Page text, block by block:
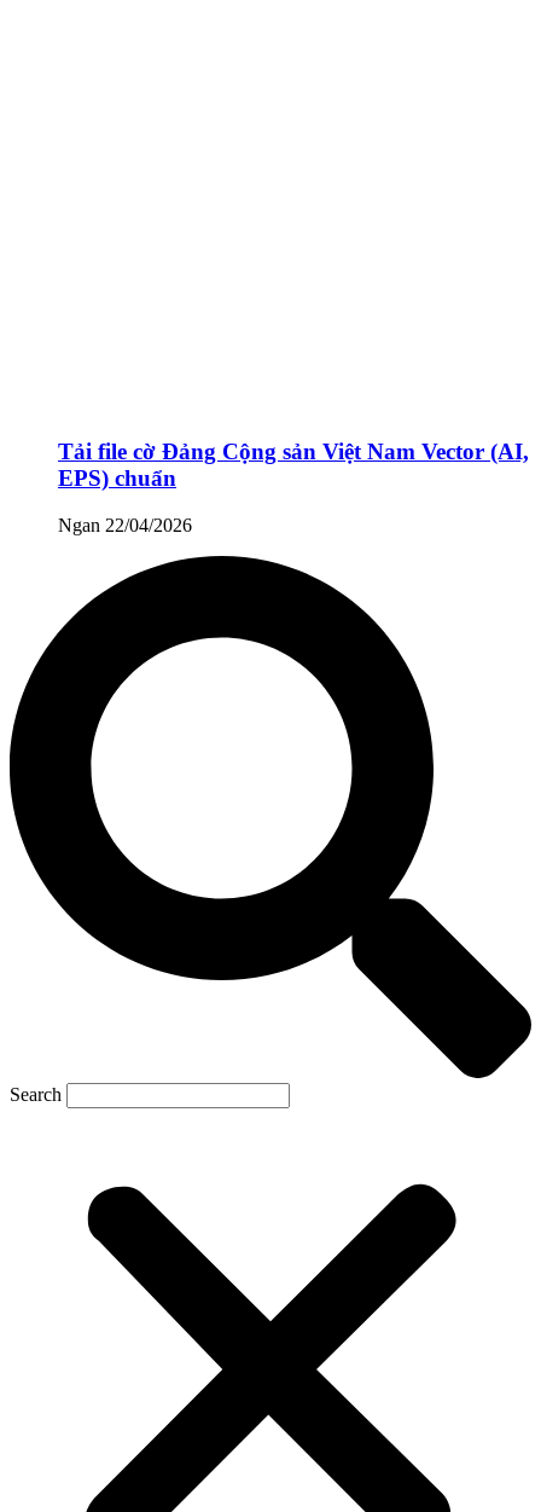
Tải file cờ Đảng Cộng sản Việt Nam Vector (AI,
EPS) chuẩn
Ngan 22/04/2026
Search